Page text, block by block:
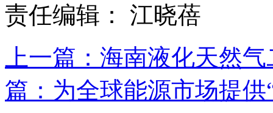
责任编辑： 江晓蓓
上一篇：海南液化天然
篇：为全球能源市场提